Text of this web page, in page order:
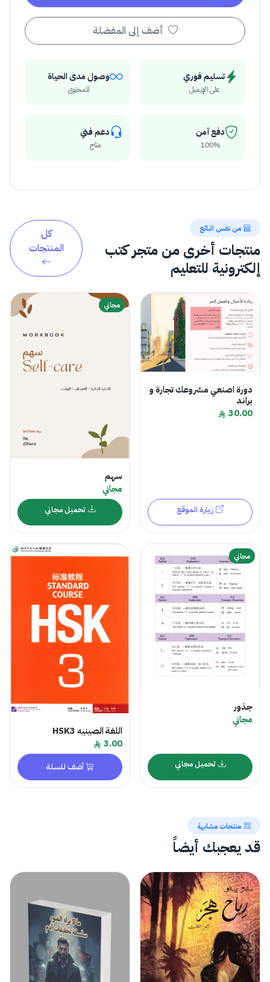
أضف إلى المفضلة
تسليم فوري
على الإيميل
وصول مدى الحياة
للمحتوى
دفع آمن
100%
دعم فني
متاح
من نفس البائع
منتجات أخرى من متجر كتب
إلكترونية للتعليم
كل
المنتجات
دورة اصنعي مشروعك تجارة و
براند
30.00
زيارة الموقع
مجاني
سهم
مجاني
تحميل مجاني
مجاني
جذور
مجاني
تحميل مجاني
اللغة الصينيه HSK3
3.00
أضف للسلة
منتجات مشابهة
قد يعجبك أيضاً